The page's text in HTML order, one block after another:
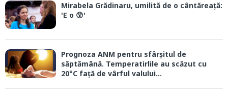
Mirabela Grădinaru, umilită de o cântăreață:
'E o 😲'
Prognoza ANM pentru sfârșitul de
săptămână. Temperatirlile au scăzut cu
20°C față de vârful valului...